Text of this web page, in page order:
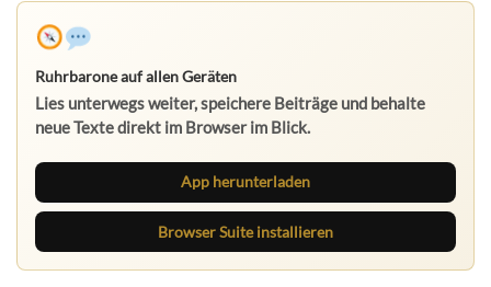
Ruhrbarone auf allen Geräten
Lies unterwegs weiter, speichere Beiträge und behalte
neue Texte direkt im Browser im Blick.
App herunterladen
Browser Suite installieren